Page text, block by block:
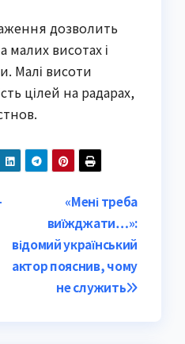
дозволить
малих висотах і
Малі висоти
цілей на радарах,
«Мені треба
виїжджати…»:
відомий український
актор пояснив, чому
не служить